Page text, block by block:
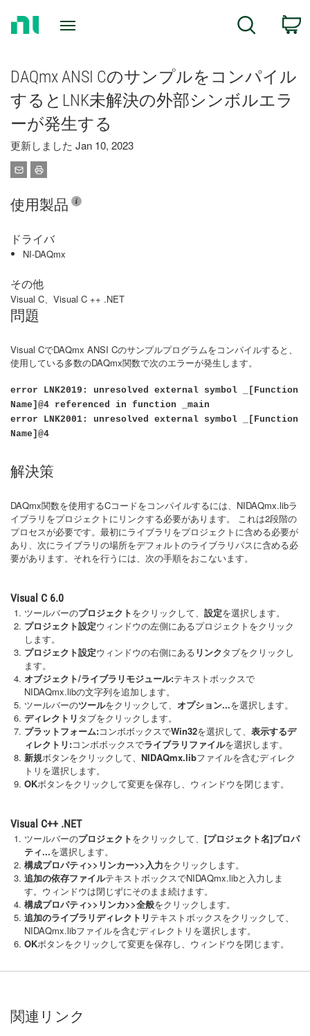
Search
DAQmx ANSI Cのサンプルをコンパイル
するとLNK未解決の外部シンボルエラ
ーが発生する
更新しました Jan 10, 2023
使用製品
ドライバ
NI-DAQmx
その他
Visual C、Visual C ++ .NET
問題
Visual CでDAQmx ANSI Cのサンプルプログラムをコンパイルすると、
使用している多数のDAQmx関数で次のエラーが発生します。
error LNK2019: unresolved external symbol _[Function
Name]@4 referenced in function _main
error LNK2001: unresolved external symbol _[Function
Name]@4
解決策
DAQmx関数を使用するCコードをコンパイルするには、NIDAQmx.libラ
イブラリをプロジェクトにリンクする必要があります。 これは2段階の
プロセスが必要です。最初にライブラリをプロジェクトに含める必要が
あり、次にライブラリの場所をデフォルトのライブラリパスに含める必
要があります。それを行うには、次の手順をおこないます。
Visual C 6.0
ツールバーのプロジェクトをクリックして、 設定を選択します。
プロジェクト設定ウィンドウの左側にあるプロジェクトをクリック
します。
プロジェクト設定ウィンドウの右側にある リンクタブをクリックし
ます。
オブジェクト/ライブラリモジュール:テキストボックスで
NIDAQmx.libの文字列を追加します。
ツールバーのツールをクリックして、 オプション...を選択します。
ディレクトリ タブをクリックします。
プラットフォーム:コンボボックスでWin32を選択して、 表示するデ
ィレクトリ:コンボボックスでライブラリファイルを選択します。
新規ボタンをクリックして、 NIDAQmx.libファイルを含むディレク
トリを選択します。
OKボタンをクリックして変更を保存し、ウィンドウを閉じます。
Visual C++ .NET
ツールバーのプロジェクトをクリックして、 [プロジェクト名]プロパ
ティ...を選択します。
構成プロパティ>>リンカー>>入力をクリックします。
追加の依存ファイルテキストボックスでNIDAQmx.libと入力しま
す。ウィンドウは閉じずにそのまま続けます。
構成プロパティ>>リンカ>>全般をクリックします。
追加のライブラリディレクトリ テキストボックスをクリックして、
NIDAQmx.libファイルを含むディレクトリを選択します。
OKボタンをクリックして変更を保存し、ウィンドウを閉じます。
関連リンク